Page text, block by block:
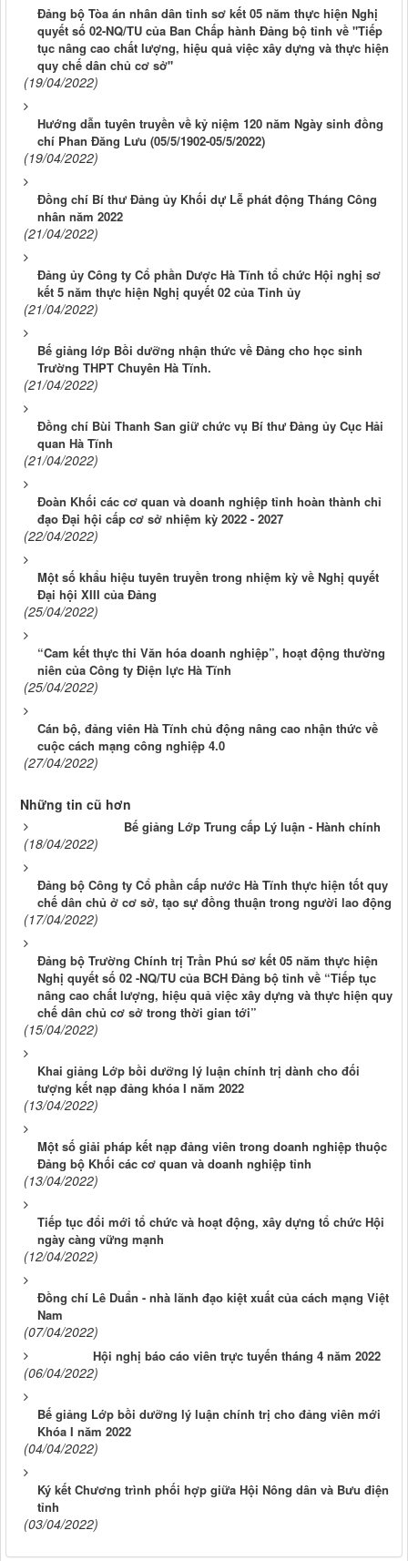
Đảng bộ Tòa án nhân dân tỉnh sơ kết 05 năm thực hiện Nghị
quyết số 02-NQ/TU của Ban Chấp hành Đảng bộ tỉnh về "Tiếp
tục nâng cao chất lượng, hiệu quả việc xây dựng và thực hiện
quy chế dân chủ cơ sở"
(19/04/2022)
Hướng dẫn tuyên truyền về kỷ niệm 120 năm Ngày sinh đồng
chí Phan Đăng Lưu (05/5/1902-05/5/2022)
(19/04/2022)
Đồng chí Bí thư Đảng ủy Khối dự Lễ phát động Tháng Công
nhân năm 2022
(21/04/2022)
Đảng ủy Công ty Cổ phần Dược Hà Tĩnh tổ chức Hội nghị sơ
kết 5 năm thực hiện Nghị quyết 02 của Tỉnh ủy
(21/04/2022)
Bế giảng lớp Bồi dưỡng nhận thức về Đảng cho học sinh
Trường THPT Chuyên Hà Tĩnh.
(21/04/2022)
Đồng chí Bùi Thanh San giữ chức vụ Bí thư Đảng ủy Cục Hải
quan Hà Tĩnh
(21/04/2022)
Đoàn Khối các cơ quan và doanh nghiệp tỉnh hoàn thành chỉ
đạo Đại hội cấp cơ sở nhiệm kỳ 2022 - 2027
(22/04/2022)
Một số khẩu hiệu tuyên truyền trong nhiệm kỳ về Nghị quyết
Đại hội XIII của Đảng
(25/04/2022)
“Cam kết thực thi Văn hóa doanh nghiệp”, hoạt động thường
niên của Công ty Điện lực Hà Tĩnh
(25/04/2022)
Cán bộ, đảng viên Hà Tĩnh chủ động nâng cao nhận thức về
cuộc cách mạng công nghiệp 4.0
(27/04/2022)
Những tin cũ hơn
Bế giảng Lớp Trung cấp Lý luận - Hành chính
(18/04/2022)
Đảng bộ Công ty Cổ phần cấp nước Hà Tĩnh thực hiện tốt quy
chế dân chủ ở cơ sở, tạo sự đồng thuận trong người lao động
(17/04/2022)
Đảng bộ Trường Chính trị Trần Phú sơ kết 05 năm thực hiện
Nghị quyết số 02 -NQ/TU của BCH Đảng bộ tỉnh về “Tiếp tục
nâng cao chất lượng, hiệu quả việc xây dựng và thực hiện quy
chế dân chủ cơ sở trong thời gian tới”
(15/04/2022)
Khai giảng Lớp bồi dưỡng lý luận chính trị dành cho đối
tượng kết nạp đảng khóa I năm 2022
(13/04/2022)
Một số giải pháp kết nạp đảng viên trong doanh nghiệp thuộc
Đảng bộ Khối các cơ quan và doanh nghiệp tỉnh
(13/04/2022)
Tiếp tục đổi mới tổ chức và hoạt động, xây dựng tổ chức Hội
ngày càng vững mạnh
(12/04/2022)
Đồng chí Lê Duẩn - nhà lãnh đạo kiệt xuất của cách mạng Việt
Nam
(07/04/2022)
Hội nghị báo cáo viên trực tuyến tháng 4 năm 2022
(06/04/2022)
Bế giảng Lớp bồi dưỡng lý luận chính trị cho đảng viên mới
Khóa I năm 2022
(04/04/2022)
Ký kết Chương trình phối hợp giữa Hội Nông dân và Bưu điện
tỉnh
(03/04/2022)